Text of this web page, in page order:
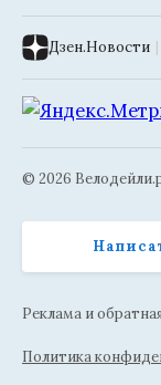
Дзен.Новости |
© 2026
Реклама и
Политика